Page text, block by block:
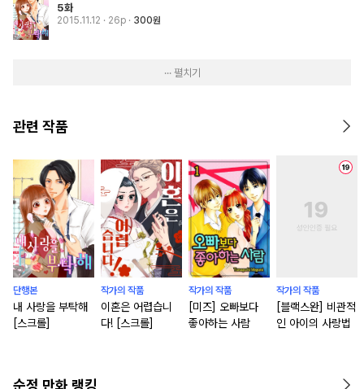
5화
2015.11.12 · 26p 300원
··· 펼치기
관련 작품
단행본
내 사랑을 부탁해
[스크롤]
작가의 작품
이혼은 어렵습니
다! [스크롤]
작가의 작품
[미즈] 오빠보다
좋아하는 사람
작가의 작품
[블랙스완] 비관적
인 아이의 사랑법
순정 만화 랭킹